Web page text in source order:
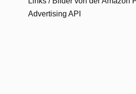
Advertising API